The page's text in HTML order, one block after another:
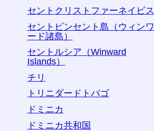
セントクリストファーネイビス
セントビンセント島（ウィンワ
ード諸島）
セントルシア（Winward
Islands）
チリ
トリニダードトバゴ
ドミニカ
ドミニカ共和国